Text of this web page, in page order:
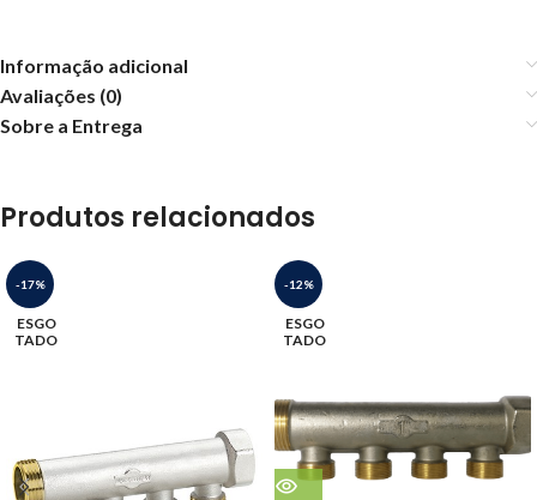
Informação adicional
Avaliações (0)
Sobre a Entrega
Produtos relacionados
-17%
ESGO
TADO
-12%
ESGO
TADO